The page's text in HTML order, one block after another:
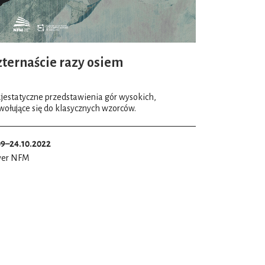
razy osiem
przedstawienia gór wysokich,
się do klasycznych wzorców.
NFM